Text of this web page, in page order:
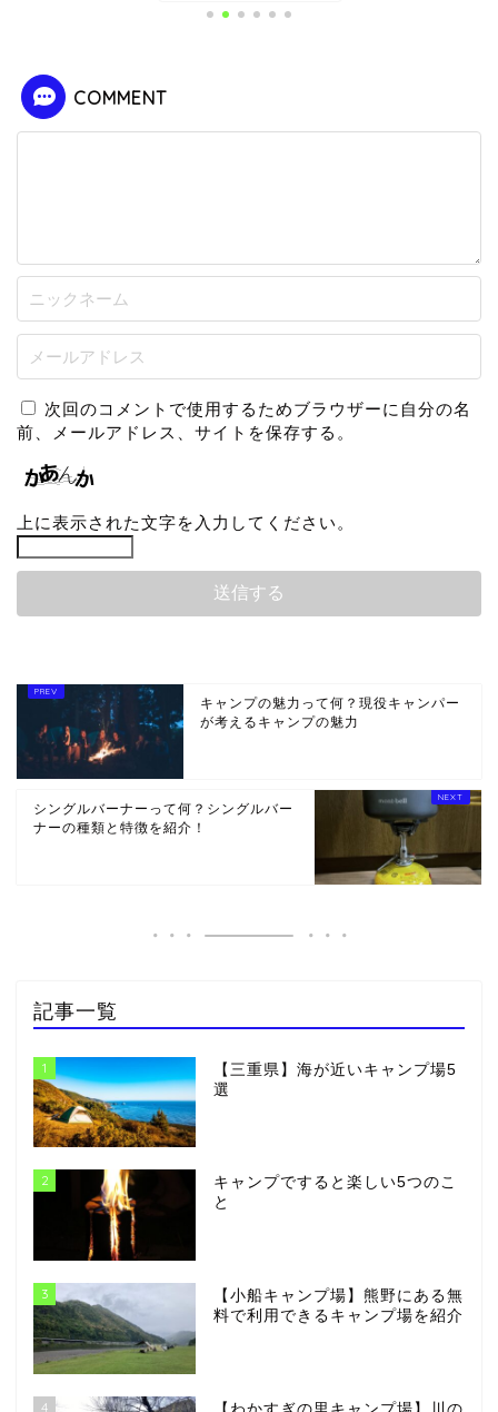
COMMENT
次回のコメントで使用するためブラウザーに自分の名
前、メールアドレス、サイトを保存する。
上に表示された文字を入力してください。
キャンプの魅力って何？現役キャンパー
が考えるキャンプの魅力
シングルバーナーって何？シングルバー
ナーの種類と特徴を紹介！
記事一覧
1
【三重県】海が近いキャンプ場5
選
2
キャンプですると楽しい5つのこ
と
3
【小船キャンプ場】熊野にある無
料で利用できるキャンプ場を紹介
4